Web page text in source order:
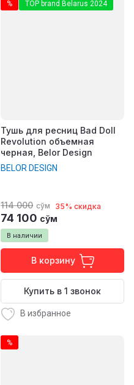
% TOP brand Belarus 2024
Тушь для ресниц Bad Doll
Revolution объемная
черная, Belor Design
BELOR DESIGN
В наличии
114 000 сўм 35% скидка
74 100 сўм
В корзину
Купить в 1 звонок
В избранное
%